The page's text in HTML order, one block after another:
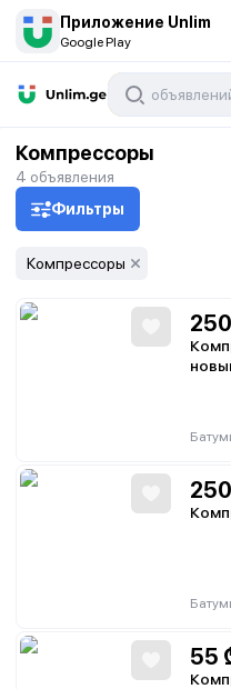
Приложение Unlim
Google Play
Компрессоры
4 объявления
Фильтры
Компрессоры
250
250
55